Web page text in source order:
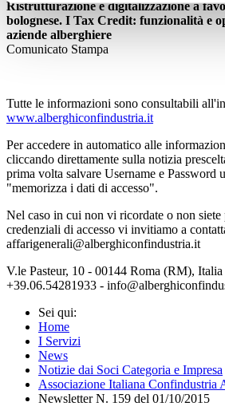
Ristrutturazione e digitalizzazione a
bolognese. I Tax Credit: funzionalità e
aziende alberghiere
Comunicato Stampa
Tutte le informazioni sono consultabili
www.alberghiconfindustria.it
Per accedere in automatico alle
cliccando direttamente sulla notizia
prima volta salvare Username e Password
"memorizza i dati di accesso".
Nel caso in cui non vi ricordate o non
credenziali di accesso vi invitiamo a
affarigenerali@alberghiconfindustria.it
V.le Pasteur, 10 - 00144 Roma (RM),
+39.06.54281933 -
Sei qui:
Home
I Servizi
News
Notizie dai Soci Categoria e Impresa
Associazione Italiana Confindustria
Newsletter N. 159 del 01/10/2015